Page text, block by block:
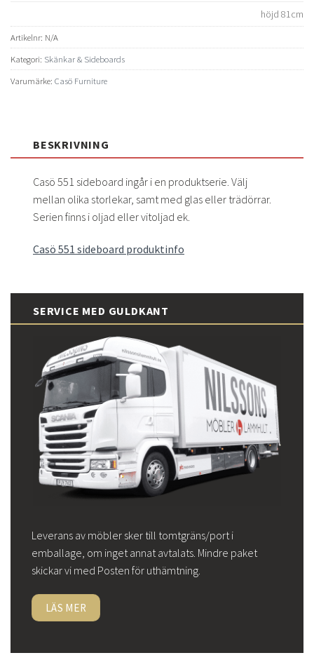
höjd 81cm
Artikelnr: N/A
Kategori: Skänkar & Sideboards
Varumärke: Casö Furniture
BESKRIVNING
Casö 551 sideboard ingår i en produktserie. Välj
mellan olika storlekar, samt med glas eller trädörrar.
Serien finns i oljad eller vitoljad ek.
Casö 551 sideboard produktinfo
SERVICE MED GULDKANT
Leverans av möbler sker till tomtgräns/port i
emballage, om inget annat avtalats. Mindre paket
skickar vi med Posten för uthämtning.
LÄS MER